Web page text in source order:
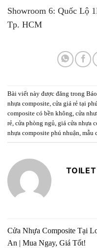
Showroom 6: Quốc Lộ
Tp. HCM
Bài viết này được đăng trong
nhựa composite, cửa giá rẻ tại
composite có bền không, cửa
rẻ, cửa phòng ngủ, giá cửa nhựa
nhựa composite phú nhuận, mẫu
Cửa Nhựa Composite Tại
An | Mua Ngay, Giá Tốt!